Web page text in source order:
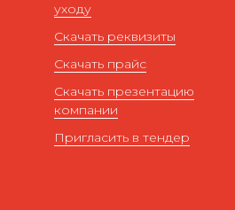
уходу
Скачать реквизиты
Скачать прайс
Скачать презентацию
компании
Пригласить в тендер